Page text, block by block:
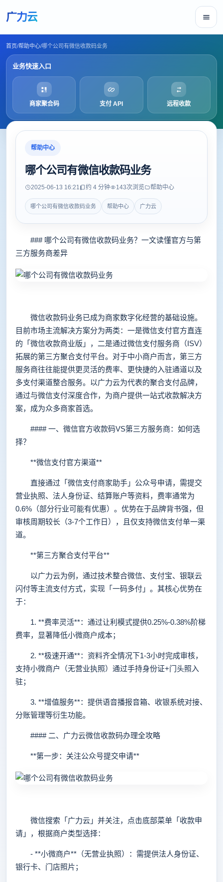
广力云
首页/帮助中心/哪个公司有微信收款码业务
业务快速入口
商家聚合码 支付 API 远程收款
帮助中心
哪个公司有微信收款码业务
2025-06-13 16:21 约 4 分钟 143次浏览 帮助中心
哪个公司有微信收款码业务 帮助中心 广力云
### 哪个公司有微信收款码业务？一文读懂官方与第
三方服务商差异
微信收款码业务已成为商家数字化经营的基础设施。
目前市场主流解决方案分为两类：一是微信支付官方直连
的「微信收款商业版」，二是通过微信支付服务商（ISV）
拓展的第三方聚合支付平台。对于中小商户而言，第三方
服务商往往能提供更灵活的费率、更快捷的入驻通道以及
多支付渠道整合服务。以广力云为代表的聚合支付品牌，
通过与微信支付深度合作，为商户提供一站式收款解决方
案，成为众多商家首选。
#### 一、微信官方收款码VS第三方服务商：如何选
择？
**微信支付官方渠道**
直接通过「微信支付商家助手」公众号申请，需提交
营业执照、法人身份证、结算账户等资料，费率通常为
0.6%（部分行业可能有优惠）。优势在于品牌背书强，但
审核周期较长（3-7个工作日），且仅支持微信支付单一渠
道。
**第三方聚合支付平台**
以广力云为例，通过技术整合微信、支付宝、银联云
闪付等主流支付方式，实现「一码多付」。其核心优势在
于：
1. **费率灵活**：通过让利模式提供0.25%-0.38%阶梯
费率，显著降低小微商户成本；
2. **极速开通**：资料齐全情况下1-3小时完成审核，
支持小微商户（无营业执照）通过手持身份证+门头照入
驻；
3. **增值服务**：提供语音播报音箱、收银系统对接、
分账管理等衍生功能。
#### 二、广力云微信收款码办理全攻略
**第一步：关注公众号提交申请**
微信搜索「广力云」并关注，点击底部菜单「收款申
请」，根据商户类型选择：
- **小微商户**（无营业执照）：需提供法人身份证、
银行卡、门店照片；